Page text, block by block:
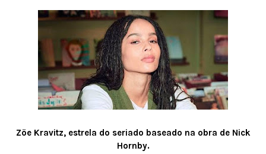
Zöe Kravitz, estrela do seriado baseado na obra de Nick
Hornby.